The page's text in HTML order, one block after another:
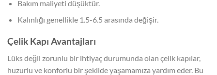
Bakım maliyeti düşüktür.
Kalınlığı genellikle 1.5-6.5 arasında değişir.
Çelik Kapı Avantajları
Lüks değil zorunlu bir ihtiyaç durumunda olan çelik kapılar,
huzurlu ve konforlu bir şekilde yaşamamıza yardım eder. Bu